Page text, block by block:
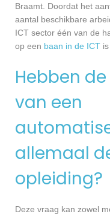
Braamt. Doordat het
aantal beschikbare
ICT sector één van de
op een baan in de ICT
Hebben
van een
allemaal
opleiding?
Deze vraag kan zowel